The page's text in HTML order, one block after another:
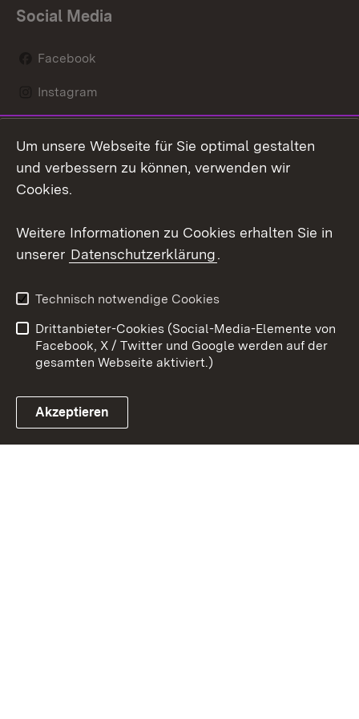
Social Media
Facebook
Instagram
Mastodon
Youtube
Link zum Landesportal
Kontakt
Datenschutz
Barrierefreiheit
Impressum Cookies
Um unsere Webseite für Sie optimal gestalten
und verbessern zu können, verwenden wir
Cookies.
Weitere Informationen zu Cookies erhalten Sie in
unserer Datenschutzerklärung.
Technisch notwendige Cookies
Drittanbieter-Cookies (Social-Media-Elemente von
Facebook, X / Twitter und Google werden auf der
gesamten Webseite aktiviert.)
Akzeptieren